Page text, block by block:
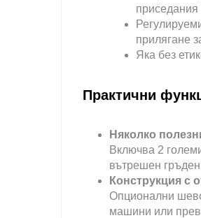
приседания
прилягане
Яка без
Практични
Няколко
Включва 2
вътрешен
Конструкция с
Опционални
машини или